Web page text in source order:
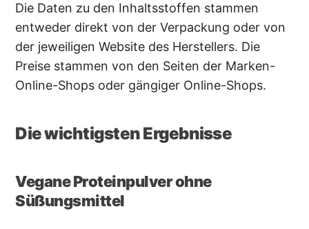
Die Daten zu den Inhaltsstoffen stammen
entweder direkt von der Verpackung oder von
der jeweiligen Website des Herstellers. Die
Preise stammen von den Seiten der Marken-
Online-Shops oder gängiger Online-Shops.
Die wichtigsten Ergebnisse
Vegane Proteinpulver ohne
Süßungsmittel